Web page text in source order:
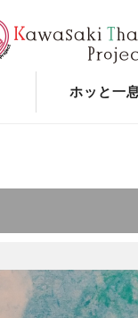
ホッと一息